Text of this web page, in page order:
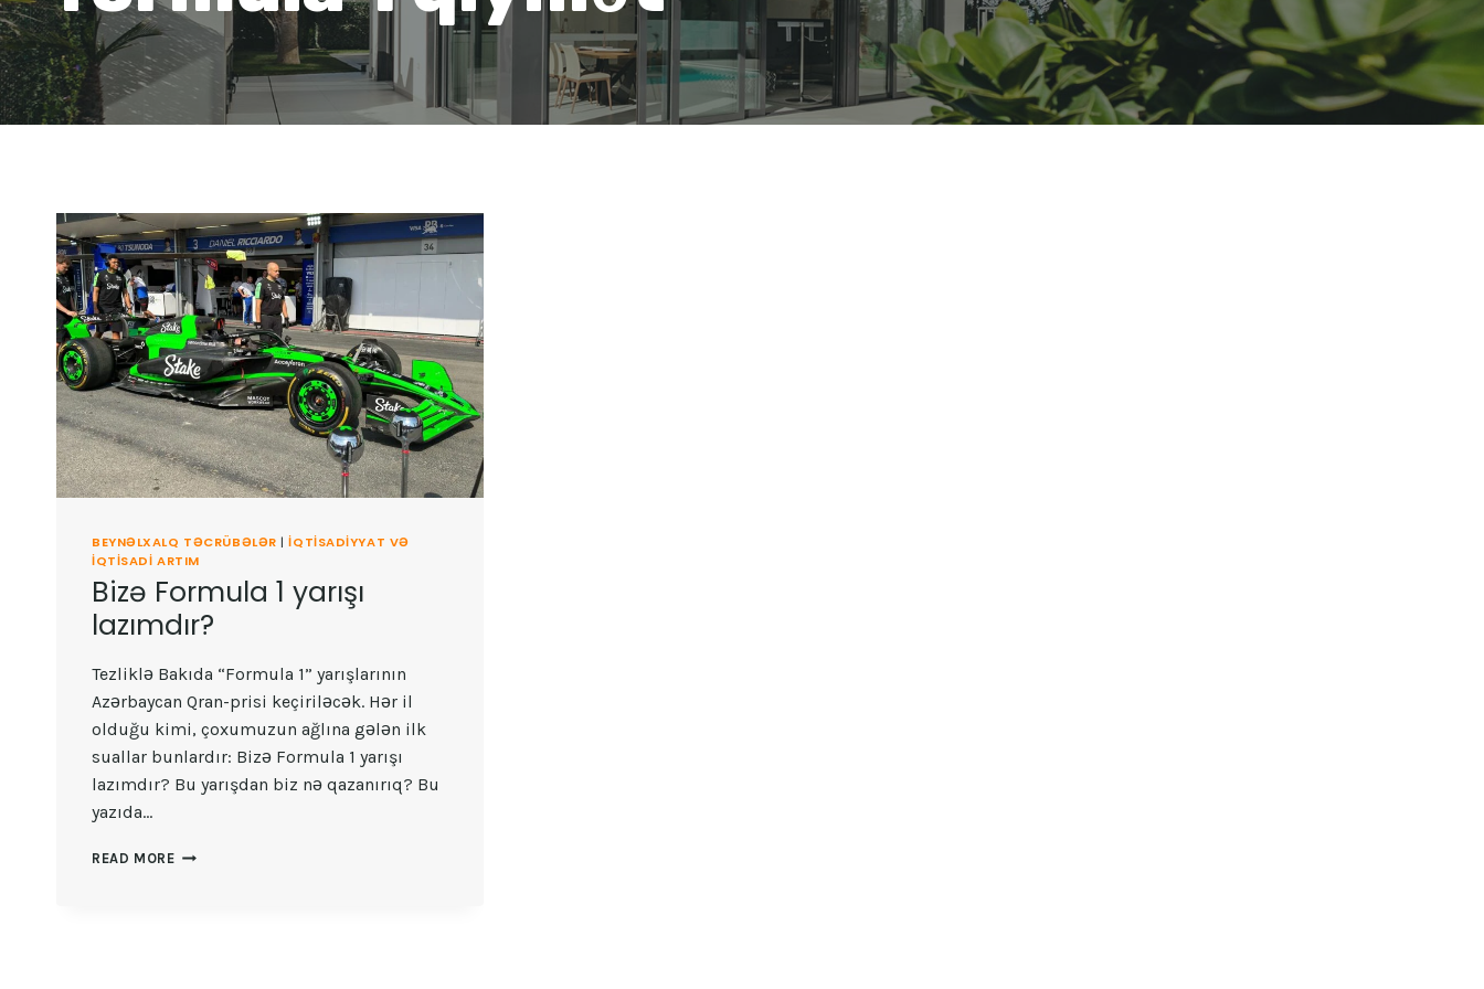
BEYNƏLXALQ TƏCRÜBƏLƏR |İQTISADIYYAT VƏ
IQTISADI ARTIM
Bizə Formula 1 yarışı
lazımdır?
Tezliklə Bakıda “Formula 1” yarışlarının
Azərbaycan Qran-prisi keçiriləcək. Hər il
olduğu kimi, çoxumuzun ağlına gələn ilk
suallar bunlardır: Bizə Formula 1 yarışı
lazımdır? Bu yarışdan biz nə qazanırıq? Bu
yazıda…
READ MORE BIZƏ